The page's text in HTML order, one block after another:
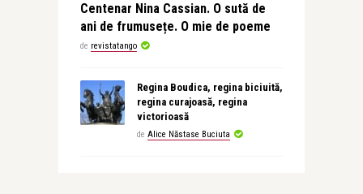
Centenar Nina Cassian. O sută de
ani de frumusețe. O mie de poeme
de revistatango
Regina Boudica, regina biciuită,
regina curajoasă, regina
victorioasă
de Alice Năstase Buciuta